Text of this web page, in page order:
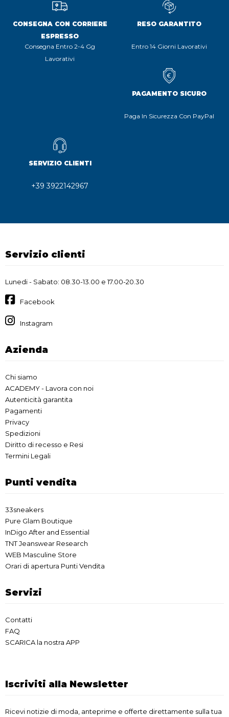
CONSEGNA CON CORRIERE
ESPRESSO
Consegna Entro 2-4 Gg
Lavorativi
RESO GARANTITO
Entro 14 Giorni Lavorativi
PAGAMENTO SICURO
Paga In Sicurezza Con PayPal
SERVIZIO CLIENTI
+39 3922142967
Servizio clienti
Lunedi - Sabato: 08.30-13.00 e 17.00-20.30
Facebook
Instagram
Azienda
Chi siamo
ACADEMY - Lavora con noi
Autenticità garantita
Pagamenti
Privacy
Spedizioni
Diritto di recesso e Resi
Termini Legali
Punti vendita
33sneakers
Pure Glam Boutique
InDigo After and Essential
TNT Jeanswear Research
WEB Masculine Store
Orari di apertura Punti Vendita
Servizi
Contatti
FAQ
SCARICA la nostra APP
Iscriviti alla Newsletter
Ricevi notizie di moda, anteprime e offerte direttamente sulla tua